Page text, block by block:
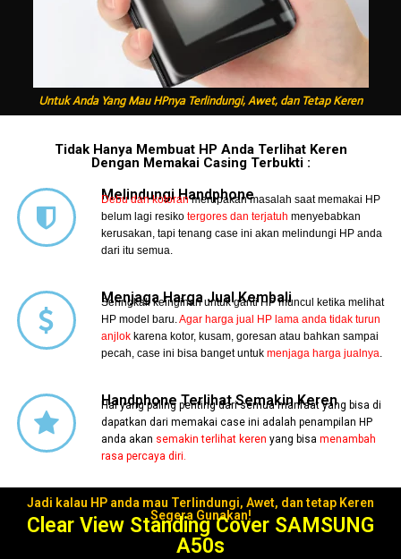
Untuk Anda Yang Mau HPnya Terlindungi, Awet, dan Tetap Keren
Tidak Hanya Membuat HP Anda Terlihat Keren
Dengan Memakai Casing Terbukti :
Melindungi Handphone
Debu dan kotoran merupakan masalah saat memakai HP
belum lagi resiko tergores dan terjatuh menyebabkan
kerusakan, tapi tenang case ini akan melindungi HP anda
dari itu semua.
Menjaga Harga Jual Kembali
Seringkali keinginan untuk ganti HP muncul ketika melihat
HP model baru.Agar harga jual HP lama anda tidak turun
anjlok karena kotor, kusam, goresan atau bahkan sampai
pecah, case ini bisa banget untukmenjaga harga jualnya.
Handphone Terlihat Semakin Keren
Hal yang paling penting dari semua manfaat yang bisa di
dapatkan dari memakai case ini adalah penampilan HP
anda akan semakin terlihat keren yang bisamenambah
rasa percaya diri.
Jadi kalau HP anda mau Terlindungi, Awet, dan tetap Keren
Segera Gunakan!
Clear View Standing Cover SAMSUNG
A50s